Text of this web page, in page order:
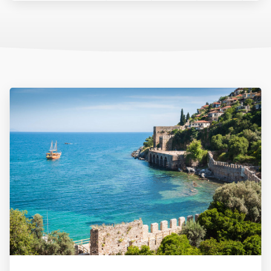
Célszerű eurót vagy dollárt még Magyarországról magunkkal
vinni és azt a helyszínen átváltani, de csak hivatalos beváltó
helyeken, azaz hivatalos devizaváltóknál, illetve bankokban.
Nagyvárosokban és a tengerpartokon, népszerű üdülőhelyeken,
turistaközpontokban szinte mindenhol elfogadnak eurót is.
Készpénzt a devizaváltóknál célszerű váltani, mivel ott
kedvezőbb az árfolyam, mint a bankoknál. A bankok délelőtt 9 és
12 óra, délután pedig 13 és 17 óra között tartanak nyitva. A
bevásárlóközpontokban hosszabb nyitvatartással lehet számolni.
Rendszerint minden banknál van bankautomata, amelyből bank-
vagy hitelkártyával bármikor tudunk pénzt felvenni.